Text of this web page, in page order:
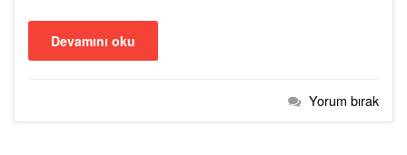
Devamını oku
Yorum bırak